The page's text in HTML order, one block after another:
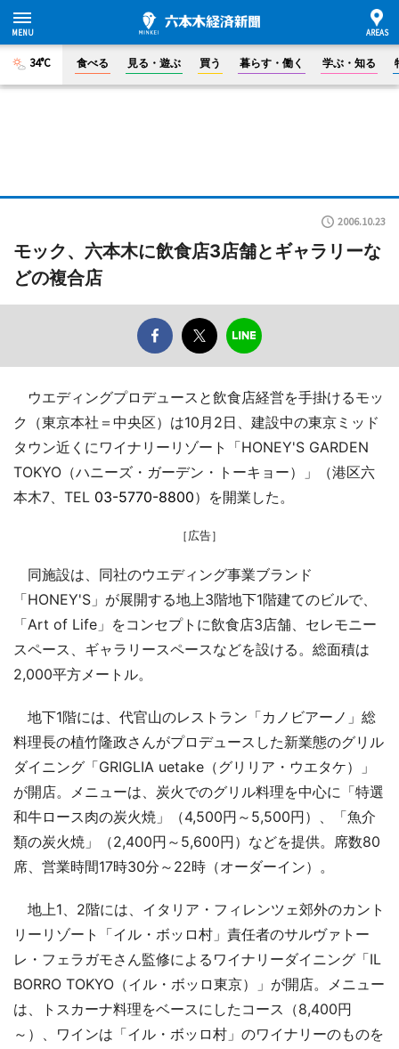
34°C 食べる 見る・遊ぶ 買う 暮らす・働く 学ぶ・知る
2006.10.23
モック、六本木に飲食店3店舗とギャラリーな
どの複合店
ウエディングプロデュースと飲食店経営を手掛けるモッ
ク（東京本社＝中央区）は10月2日、建設中の東京ミッド
タウン近くにワイナリーリゾート「HONEY'S GARDEN
TOKYO（ハニーズ・ガーデン・トーキョー）」（港区六
本木7、TEL 03-5770-8800）を開業した。
［広告］
同施設は、同社のウエディング事業ブランド
「HONEY'S」が展開する地上3階地下1階建てのビルで、
「Art of Life」をコンセプトに飲食店3店舗、セレモニー
スペース、ギャラリースペースなどを設ける。総面積は
2,000平方メートル。
地下1階には、代官山のレストラン「カノビアーノ」総
料理長の植竹隆政さんがプロデュースした新業態のグリル
ダイニング「GRIGLIA uetake（グリリア・ウエタケ）」
が開店。メニューは、炭火でのグリル料理を中心に「特選
和牛ロース肉の炭火焼」（4,500円～5,500円）、「魚介
類の炭火焼」（2,400円～5,600円）などを提供。席数80
席、営業時間17時30分～22時（オーダーイン）。
地上1、2階には、イタリア・フィレンツェ郊外のカント
リーリゾート「イル・ボッロ村」責任者のサルヴァトー
レ・フェラガモさん監修によるワイナリーダイニング「IL
BORRO TOKYO（イル・ボッロ東京）」が開店。メニュー
は、トスカーナ料理をベースにしたコース（8,400円
～）、ワインは「イル・ボッロ村」のワイナリーのものを